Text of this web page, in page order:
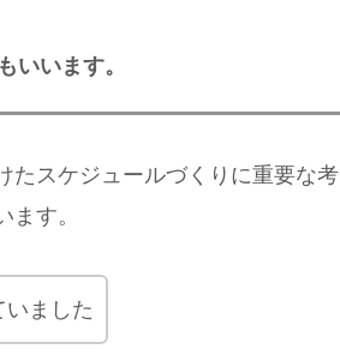
いいます。
たスケジュールづくりに重要な考
す。
ました